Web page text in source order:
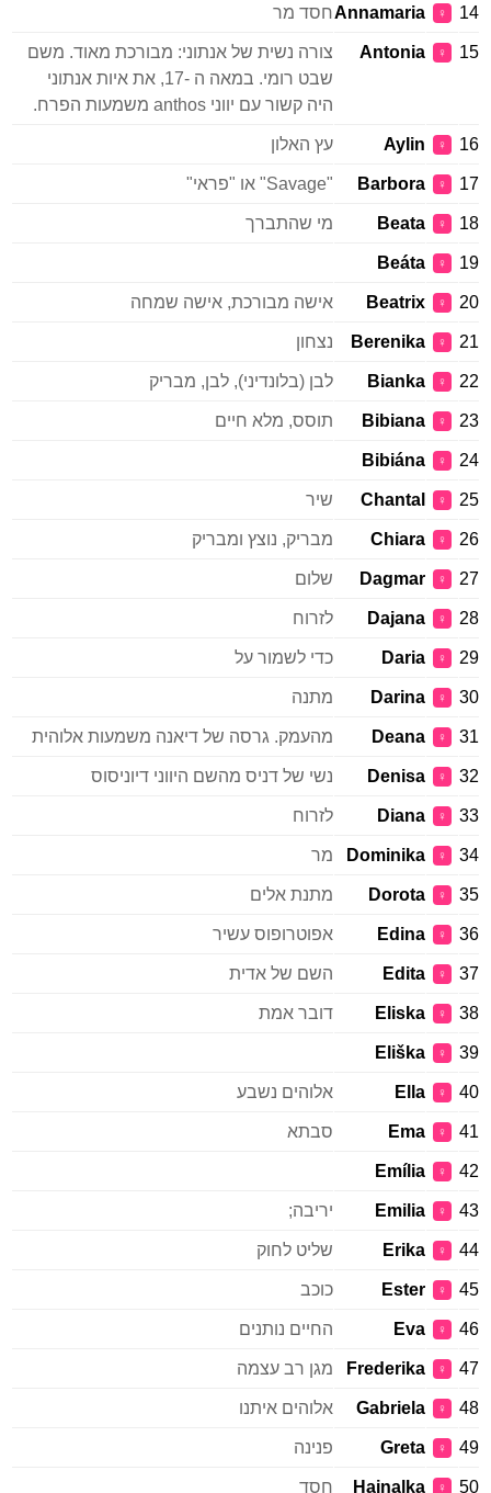
14
♀
Annamariaחסד מר
15
♀
Antonia
צורה נשית של אנתוני: מבורכת מאוד. משם
שבט רומי. במאה ה -17, את איות אנתוני
היה קשור עם יווני anthos משמעות הפרח.
16
♀
Aylin עץ האלון
17
♀
Barbora "Savage" או "פראי"
18
♀
Beata מי שהתברך
19
♀
Beáta
20
♀
Beatrix אישה מבורכת, אישה שמחה
21
♀
Berenika נצחון
22
♀
Bianka לבן (בלונדיני), לבן, מבריק
23
♀
Bibiana תוסס, מלא חיים
24
♀
Bibiána
25
♀
Chantal שיר
26
♀
Chiara מבריק, נוצץ ומבריק
27
♀
Dagmar שלום
28
♀
Dajana לזרוח
29
♀
Daria כדי לשמור על
30
♀
Darina מתנה
31
♀
Deana מהעמק. גרסה של דיאנה משמעות אלוהית
32
♀
Denisa נשי של דניס מהשם היווני דיוניסוס
33
♀
Diana לזרוח
34
♀
Dominika מר
35
♀
Dorota מתנת אלים
36
♀
Edina אפוטרופוס עשיר
37
♀
Edita השם של אדית
38
♀
Eliska דובר אמת
39
♀
Eliška
40
♀
Ella אלוהים נשבע
41
♀
Ema סבתא
42
♀
Emília
43
♀
Emilia יריבה;
44
♀
Erika שליט לחוק
45
♀
Ester כוכב
46
♀
Eva החיים נותנים
47
♀
Frederika מגן רב עצמה
48
♀
Gabriela אלוהים איתנו
49
♀
Greta פנינה
50
♀
Hajnalka חסד